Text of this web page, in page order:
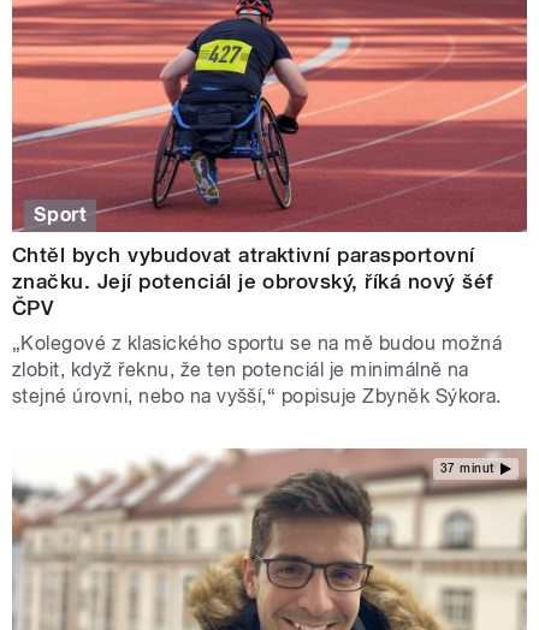
Sport
Chtěl bych vybudovat atraktivní parasportovní
značku. Její potenciál je obrovský, říká nový šéf
ČPV
„Kolegové z klasického sportu se na mě budou možná
zlobit, když řeknu, že ten potenciál je minimálně na
stejné úrovni, nebo na vyšší,“ popisuje Zbyněk Sýkora.
37 minut